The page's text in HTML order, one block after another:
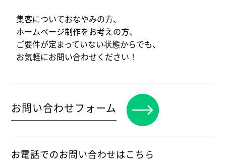
集客についておなやみの方、
ホームページ制作をお考えの方、
ご要件が定まっていない状態からでも、
お気軽にお問い合わせください！
お問い合わせフォーム
お電話でのお問い合わせはこちら